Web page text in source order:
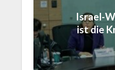
Israel-
ist die